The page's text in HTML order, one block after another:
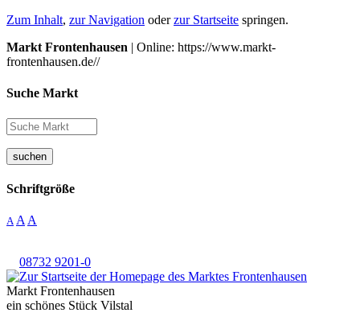
Zum Inhalt, zur Navigation oderzur Startseite springen.
Markt Frontenhausen | Online: https://www.markt-
frontenhausen.de//
Suche Markt
suchen
Schriftgröße
A A A
08732 9201-0
Markt Frontenhausen
ein schönes Stück Vilstal